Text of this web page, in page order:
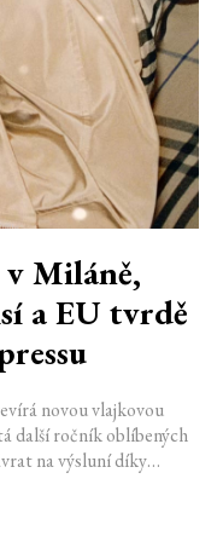
v Miláně,
a EU tvrdě
novou vlajkovou
další ročník oblíbených
na výsluní díky